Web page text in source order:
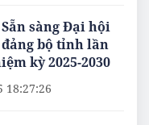
sàng Đại hội
bộ tỉnh lần
kỳ 2025-2030
18:27:26